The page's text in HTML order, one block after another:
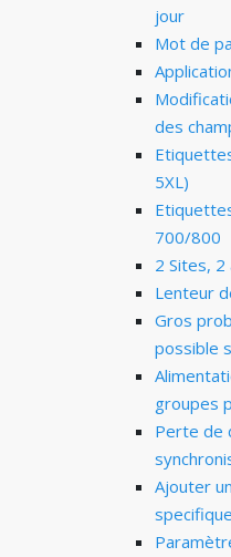
jour
Mot de
des
5XL)
700/800
2 Sites,
Lenteur
Gros
possible
groupes
Perte de
Ajouter